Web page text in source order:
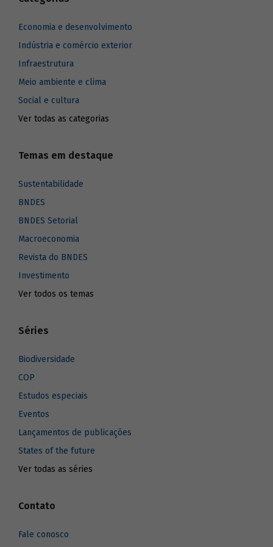
Economia e desenvolvimento
Indústria e comércio exterior
Infraestrutura
Meio ambiente e clima
Social e cultura
Ver todas as categorias
Temas em destaque
Sustentabilidade
BNDES
BNDES Setorial
Macroeconomia
Revista do BNDES
Investimento
Ver todos os temas
Séries
Biodiversidade
COP
Estudos especiais
Eventos
Lançamentos de publicações
States of the future
Ver todas as séries
Contato
Fale conosco